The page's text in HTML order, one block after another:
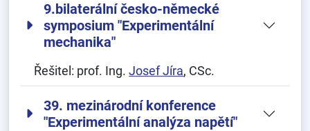
9.bilaterální česko-německé
symposium "Experimentální
mechanika"
Řešitel: prof. Ing.Josef Jíra, CSc.
39. mezinárodní konference
"Experimentální analýza napětí"